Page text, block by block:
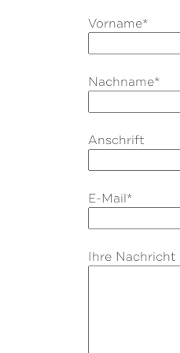
Vorname*
Nachname*
Anschrift
E-Mail*
Ihre Nachricht